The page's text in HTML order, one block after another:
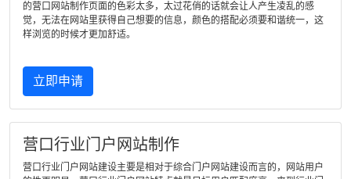
的营口网站制作页面的色彩太多，太过花俏的话就会让人产生凌乱的感
觉，无法在网站里获得自己想要的信息，颜色的搭配必须要和谐统一，这
样浏览的时候才更加舒适。
立即申请
营口行业门户网站制作
营口行业门户网站建设主要是相对于综合门户网站建设而言的，网站用户